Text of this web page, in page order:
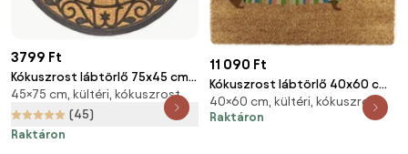
3799 Ft
Kókuszrost lábtörlő 75x45 cm -
Hanse Home
45×75 cm, kültéri, kókuszrost
(45)
Raktáron
11 090 Ft
Kókuszrost lábtörlő 40x60 cm
Welcome Sausage Dog – Artsy
Doormats
40×60 cm, kültéri, kókuszrost
Raktáron